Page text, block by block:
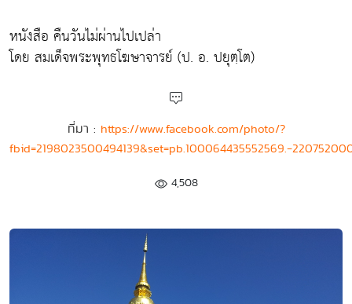
หนังสือ คืนวันไม่ผ่านไปเปล่า
โดย สมเด็จพระพุทธโฆษาจารย์ (ป. อ. ปยุตฺโต)
ที่มา : https://www.facebook.com/photo/?
fbid=2198023500494139&set=pb.100064435552569.-
4,508